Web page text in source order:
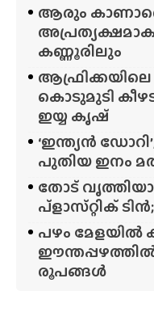
ആരും
കണ്ണൂരിലും
കൊടുമുടി
ഇയ്യ കൃഷ്
‘ഇന്ത്യൻ
പുതിയ ഇനം
തോട്
പ്‌ളാസ്‌റ്റിക്
പഴം മേളയിൽ
രൂപങ്ങൾ